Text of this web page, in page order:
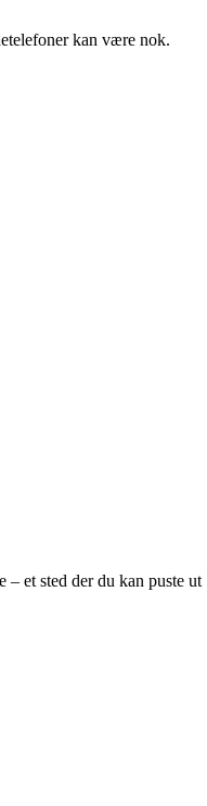
kan være nok.
et sted der du kan puste ut